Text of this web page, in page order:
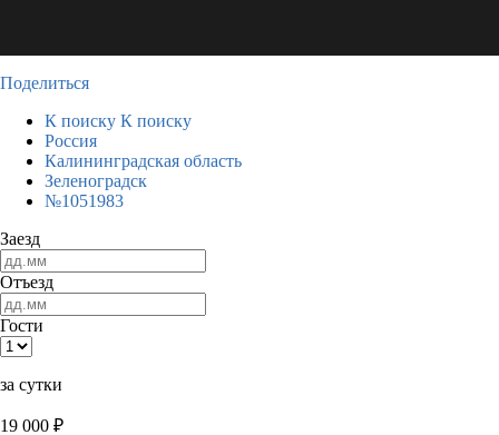
Поделиться
К поиску К поиску
Россия
Калининградская область
Зеленоградск
№1051983
Заезд
Отъезд
Гости
за сутки
19 000 ₽